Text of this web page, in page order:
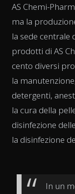
AS Chemi-
ma la
la sede centrale
prodotti di AS
cento diversi
la
detergenti,
la cura della
disinfezione
la disinfezione
In un